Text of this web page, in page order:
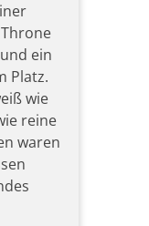
ein
Platz.
wie
reine
waren